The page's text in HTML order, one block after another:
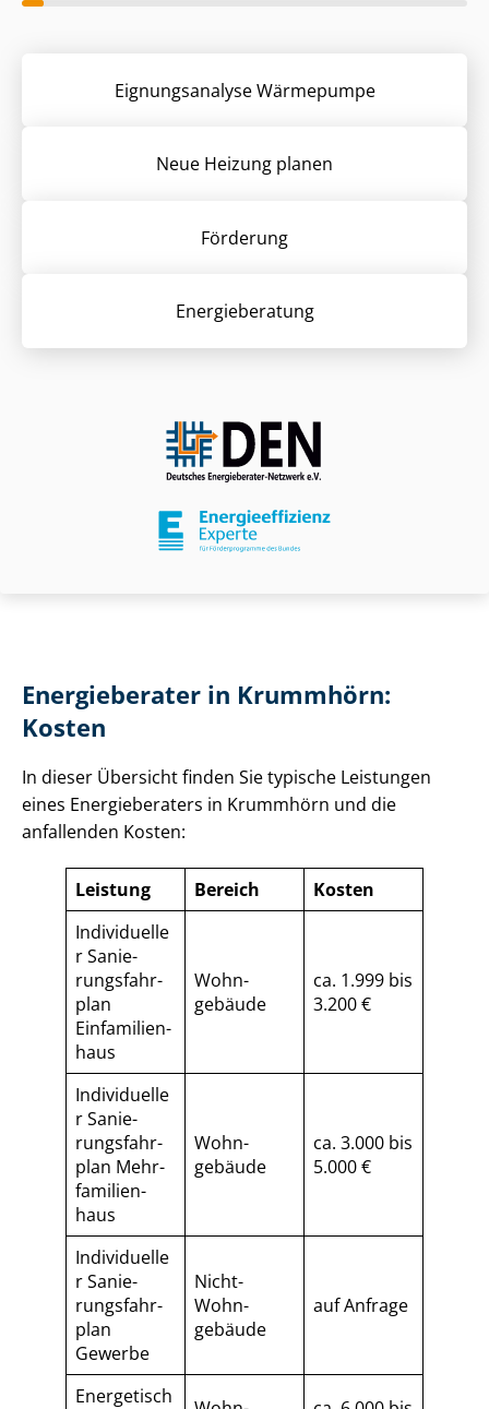
Eignungsanalyse Wärmepumpe
Neue Heizung planen
Förderung
Energieberatung
Energieberater in Krummhörn:
Kosten
In dieser Übersicht finden Sie typische Leistungen
eines Energieberaters in Krummhörn und die
anfallenden Kosten:
Leistung Bereich
Kosten
Individuelle
r Sa­nie­
rungs­fahr­
plan
Einfamilien­
haus
Wohn­
gebäude
ca. 1.999 bis
3.200 €
Individuelle
r Sa­nie­
rungs­fahr­
plan Mehr­
fa­mi­li­en­
haus
Wohn­
gebäude
ca. 3.000 bis
5.000 €
Individuelle
r Sa­nie­
rungs­fahr­
plan
Gewerbe
Nicht-
Wohn­
gebäude
auf Anfrage
Energetisch